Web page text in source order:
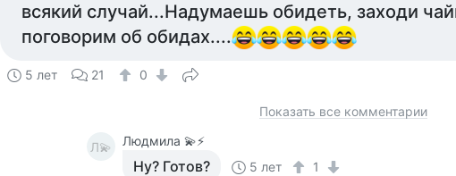
всякий случай...Надумаешь обидеть, заходи
поговорим об обидах....
5 лет 21 0
Показать все комментарии
Л💫 Людмила 💫⚡
Ну? Готов? 5 лет 1